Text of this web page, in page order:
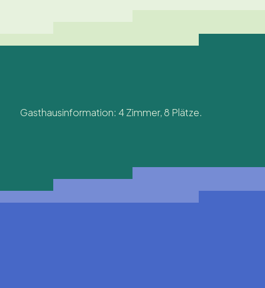
Gasthausinformation: 4 Zimmer, 8 Plätze.